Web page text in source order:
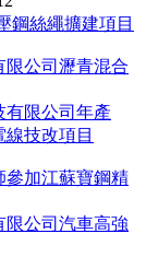
鋼絲繩擴建項目
限公司瀝青混合
有限公司年產
技改項目
參加江蘇寶鋼精
限公司汽車高強